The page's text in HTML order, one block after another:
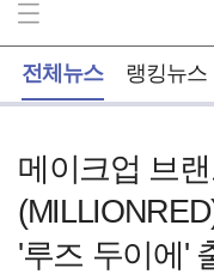
전체뉴스 랭킹뉴스
메이크업 브
'루즈 두이에'